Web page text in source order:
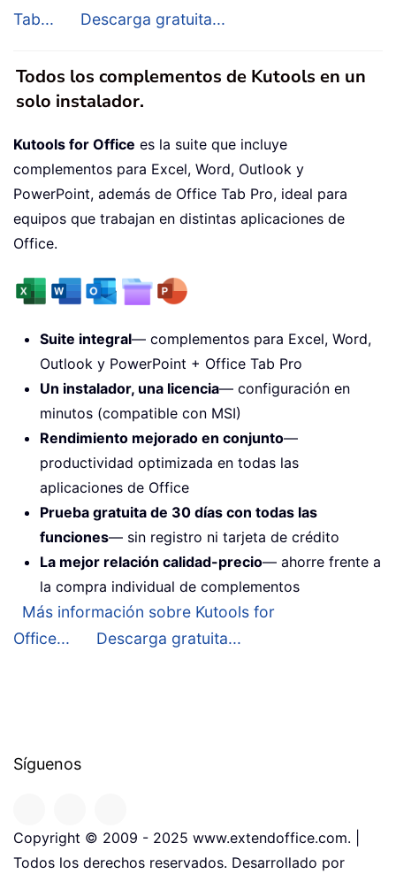
Tab...
Descarga gratuita...
Todos los complementos de Kutools en un
solo instalador.
Kutools for Office es la suite que incluye
complementos para Excel, Word, Outlook y
PowerPoint, además de Office Tab Pro, ideal para
equipos que trabajan en distintas aplicaciones de
Office.
Suite integral— complementos para Excel, Word,
Outlook y PowerPoint + Office Tab Pro
Un instalador, una licencia— configuración en
minutos (compatible con MSI)
Rendimiento mejorado en conjunto—
productividad optimizada en todas las
aplicaciones de Office
Prueba gratuita de 30 días con todas las
funciones— sin registro ni tarjeta de crédito
La mejor relación calidad-precio— ahorre frente a
la compra individual de complementos
Más información sobre Kutools for
Office...
Descarga gratuita...
Síguenos
Copyright © 2009 - 2025 www.extendoffice.com. |
Todos los derechos reservados. Desarrollado por